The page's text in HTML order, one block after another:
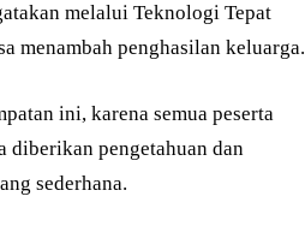
melalui Teknologi Tepat
menambah penghasilan keluarga.
ini, karena semua peserta
diberikan pengetahuan dan
sederhana.